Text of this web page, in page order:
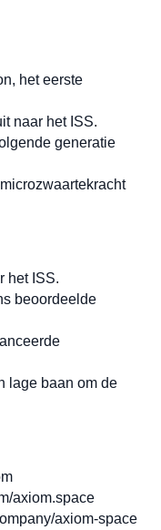
het eerste
naar het ISS.
generatie
het ISS.
beoordeelde
lage baan om de
axiom.space
axiom-space